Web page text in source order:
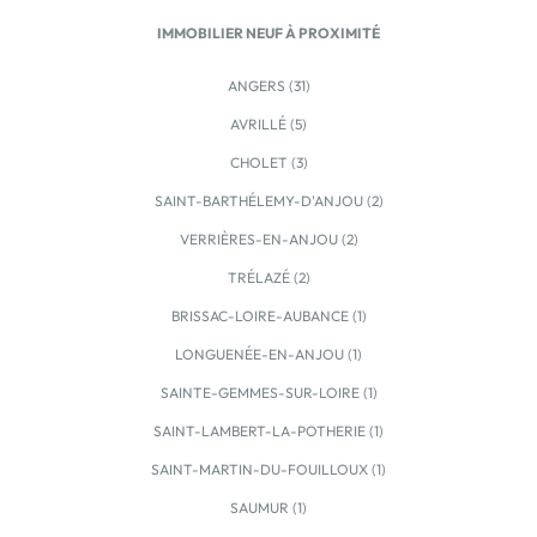
IMMOBILIER NEUF À PROXIMITÉ
ANGERS (31)
AVRILLÉ (5)
CHOLET (3)
SAINT-BARTHÉLEMY-D'ANJOU (2)
VERRIÈRES-EN-ANJOU (2)
TRÉLAZÉ (2)
BRISSAC-LOIRE-AUBANCE (1)
LONGUENÉE-EN-ANJOU (1)
SAINTE-GEMMES-SUR-LOIRE (1)
SAINT-LAMBERT-LA-POTHERIE (1)
SAINT-MARTIN-DU-FOUILLOUX (1)
SAUMUR (1)